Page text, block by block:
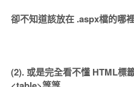
卻不知道該放在 .aspx檔的哪
(2). 或是完全看不懂 HTML標